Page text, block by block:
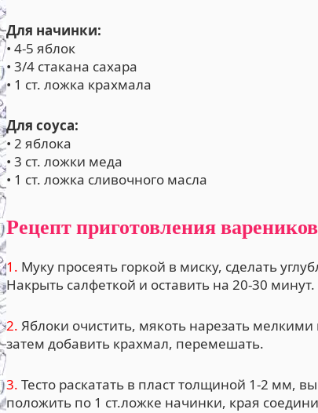
Для начинки:
• 4-5 яблок
• 3/4 стакана сахара
• 1 ст. ложка крахмала
Для соуса:
• 2 яблока
• 3 ст. ложки меда
• 1 ст. ложка сливочного масла
Рецепт приготовления
1. Муку просеять горкой в миску, сделать
Накрыть салфеткой и оставить на 20-30 минут.
2. Яблоки очистить, мякоть нарезать
затем добавить крахмал, перемешать.
3. Тесто раскатать в пласт толщиной 1-2 мм,
положить по 1 ст.ложке начинки, края